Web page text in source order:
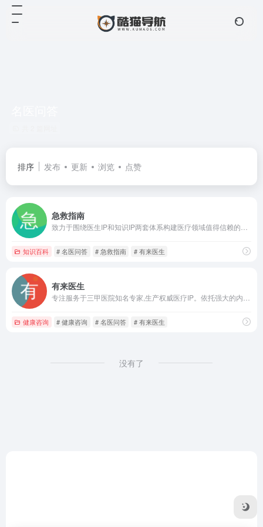
排序 发布 更新 浏览 点赞
急救指南
知识百科 # 名医问答 # 急救指南 # 有来医生
有来医生
健康咨询 # 健康咨询 # 名医问答 # 有来医生
没有了